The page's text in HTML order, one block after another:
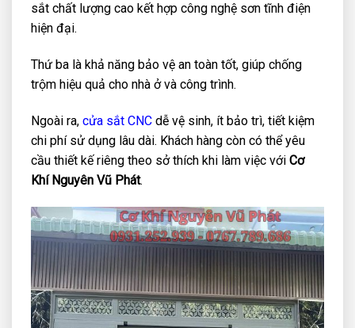
sắt chất lượng cao kết hợp công nghệ sơn tĩnh điện
hiện đại.
Thứ ba là khả năng bảo vệ an toàn tốt, giúp chống
trộm hiệu quả cho nhà ở và công trình.
Ngoài ra, cửa sắt CNC dễ vệ sinh, ít bảo trì, tiết kiệm
chi phí sử dụng lâu dài. Khách hàng còn có thể yêu
cầu thiết kế riêng theo sở thích khi làm việc với Cơ
Khí Nguyên Vũ Phát.